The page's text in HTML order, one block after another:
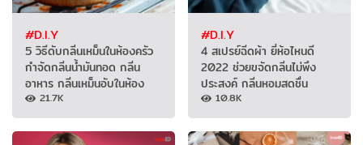
#D.I.Y
5 วิธีดับกลิ่นเหม็นในห้องครัว
กำจัดกลิ่นน้ำมันทอด กลิ่น
อาหาร กลิ่นเหม็นอับในห้อง
21.7K
#D.I.Y
4 สเปรย์ฉีดผ้า ยี่ห้อไหนดี
2022 ช่วยขจัดกลิ่นไม่พึง
ประสงค์ กลิ่นหอมสดชื่น
10.8K